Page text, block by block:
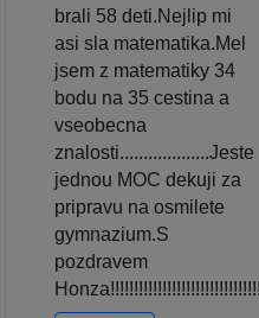
brali 58 deti.Nejlip mi
asi sla matematika.Mel
jsem z matematiky 34
bodu na 35 cestina a
vseobecna
znalosti...................Jeste
jednou MOC dekuji za
pripravu na osmilete
gymnazium.S
pozdravem